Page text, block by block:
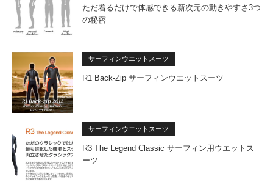
ただ着るだけで体感できる新次元の動きやすさ3つ
の秘密
サーフィンウエットスーツ
R1 Back-Zip サーフィンウエットスーツ
サーフィンウエットスーツ
R3 The Legend Classic サーフィン用ウエットス
ーツ